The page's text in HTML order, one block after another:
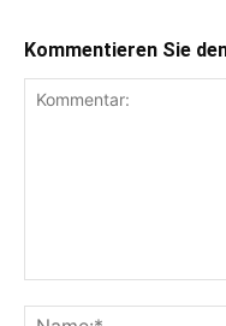
Kommentieren Sie